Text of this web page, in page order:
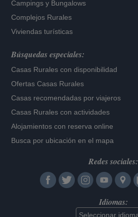
Campings y Bungalows
Complejos Rurales
Viviendas turísticas
Búsquedas especiales:
Casas Rurales con disponibilidad
Ofertas Casas Rurales
Casas recomendadas por viajeros
Casas Rurales con actividades
Alojamientos con reserva online
Busca por ubicación en el mapa
Redes sociales:
Idiomas: